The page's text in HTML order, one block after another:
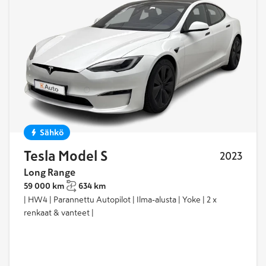
Model S:n uusimmat mallit on aina ilmajousitettu,
vaikkakin vanhempia malleja saa myös perinteisillä
rautajousilla. Vaikka ajomukavuuteen ilmajousitus ei
juuri vaikuta, on ominaisuus kätevä esimerkiksi
huonokuntoisella mökkitiellä, jota varten auton
alustan korkeussäätö on erityisen hyödyllinen.
Teslan kiihtyvyyson muiden Teslan mallien kanssa
samaa luokkaa: Se ei odottele, vaan voimalinja
painaa selän penkkiin kyselemättä. Teslan mallit
ne ovat hyvin kestäviä autoja ja niiden akku kestää
pitkään.
Sähkö
Tesla Model S 2023
Long Range
59 000 km
634 km
| HW4 | Parannettu Autopilot | Ilma-alusta | Yoke | 2 x
renkaat & vanteet |